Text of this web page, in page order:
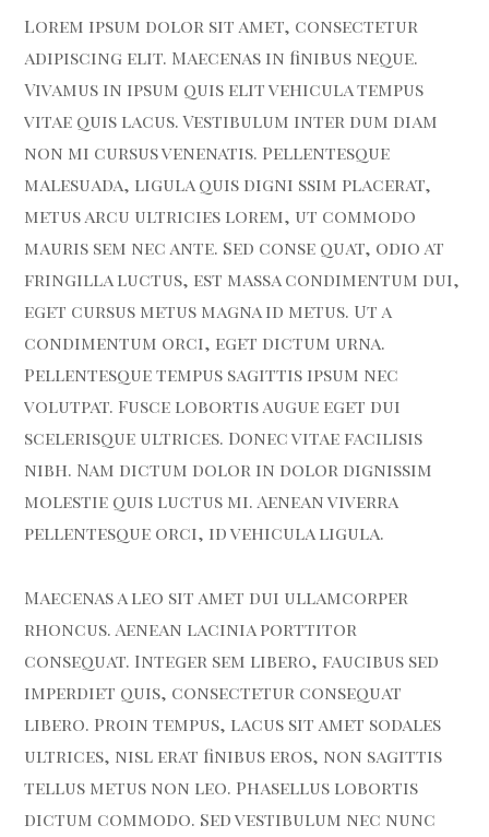
Lorem ipsum dolor sit amet, consectetur
adipiscing elit. Maecenas in finibus neque.
Vivamus in ipsum quis elit vehicula tempus
vitae quis lacus. Vestibulum inter dum diam
non mi cursus venenatis. Pellentesque
malesuada, ligula quis digni ssim placerat,
metus arcu ultricies lorem, ut commodo
mauris sem nec ante. Sed conse quat, odio at
fringilla luctus, est massa condimentum dui,
eget cursus metus magna id metus. Ut a
condimentum orci, eget dictum urna.
Pellentesque tempus sagittis ipsum nec
volutpat. Fusce lobortis augue eget dui
scelerisque ultrices. Donec vitae facilisis
nibh. Nam dictum dolor in dolor dignissim
molestie quis luctus mi. Aenean viverra
pellentesque orci, id vehicula ligula.
Maecenas a leo sit amet dui ullamcorper
rhoncus. Aenean lacinia porttitor
consequat. Integer sem libero, faucibus sed
imperdiet quis, consectetur consequat
libero. Proin tempus, lacus sit amet sodales
ultrices, nisl erat finibus eros, non sagittis
tellus metus non leo. Phasellus lobortis
dictum commodo. Sed vestibulum nec nunc